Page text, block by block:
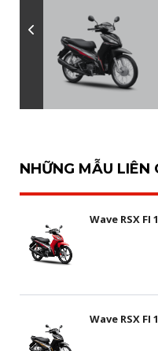
NHỮNG MẪU LIÊN
Wave RSX
Wave RSX